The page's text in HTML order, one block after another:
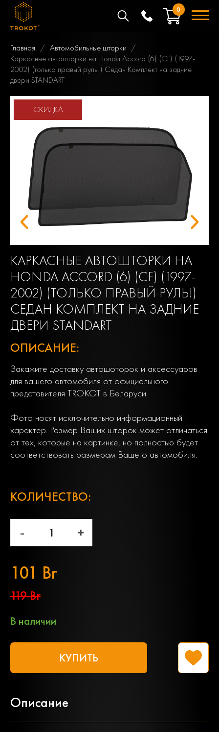
0
Главная
Автомобильные шторки
Каркасные автошторки на Honda Accord (6) (CF) (1997-
2002) (только правый руль!) Седан Комплект на задние
двери STANDART
КАРКАСНЫЕ АВТОШТОРКИ НА
HONDA ACCORD (6) (CF) (1997-
2002) (ТОЛЬКО ПРАВЫЙ РУЛЬ!)
СЕДАН КОМПЛЕКТ НА ЗАДНИЕ
ДВЕРИ STANDART
СКИДКА
ОПИСАНИЕ:
Закажите доставку автошоторок и аксессуаров
для вашего автомобиля от официального
представителя TROKOT в Беларуси
Фото носят исключительно информационный
характер. Размер Ваших шторок может отличаться
от тех, которые на картинке, но полностью будет
соответствовать размерам Вашего автомобиля.
КОЛИЧЕСТВО:
- +
101 Br
119 Br
В наличии
КУПИТЬ
Описание